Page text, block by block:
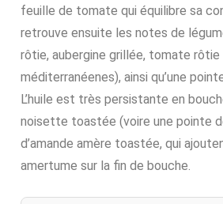
feuille de tomate qui équilibre sa
retrouve ensuite les notes de
rôtie, aubergine grillée, tomate rôtie
méditerranéenes), ainsi qu’une
L’huile est très persistante en
noisette toastée (voire une pointe
d’amande amère toastée, qui
amertume sur la fin de bouche.